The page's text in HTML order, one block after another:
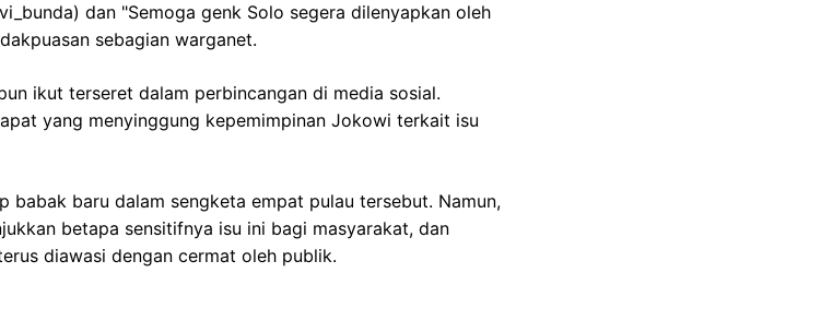
dan "Semoga genk Solo segera dilenyapkan oleh
sebagian warganet.
ikut terseret dalam perbincangan di media sosial.
yang menyinggung kepemimpinan Jokowi terkait isu
babak baru dalam sengketa empat pulau tersebut. Namun,
betapa sensitifnya isu ini bagi masyarakat, dan
diawasi dengan cermat oleh publik.